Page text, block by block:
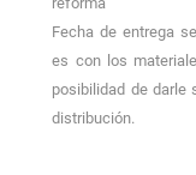
Fecha de entrega
es con los
posibilidad de darle
distribución.